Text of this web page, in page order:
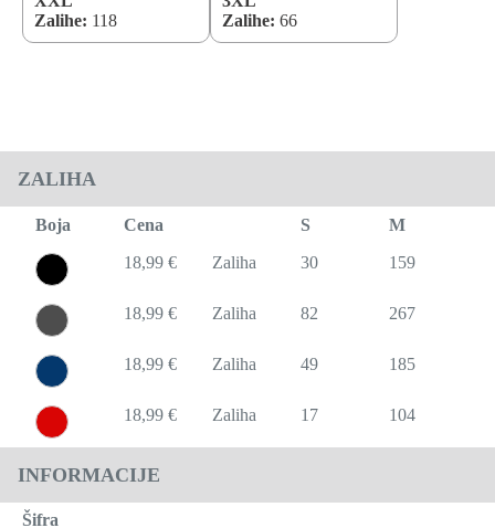
Zalihe: 118
Zalihe: 66
ZALIHA
Boja Cena S M
18,99 €
Zaliha 30 159
18,99 € Zaliha 82 267
18,99 € Zaliha 49 185
18,99 € Zaliha 17 104
INFORMACIJE
Šifra